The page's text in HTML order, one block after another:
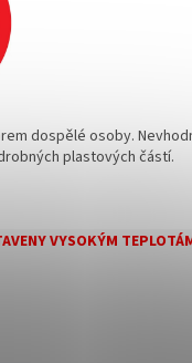
dospělé osoby.
plastových částí.
VYSOKÝM